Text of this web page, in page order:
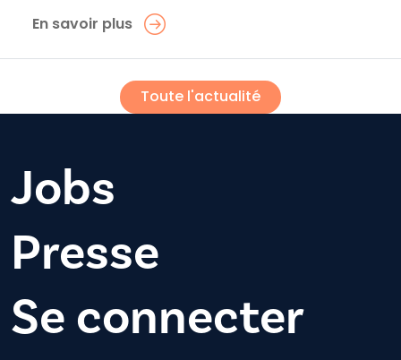
En savoir plus
Toute l'actualité
Jobs
Presse
Se connecter